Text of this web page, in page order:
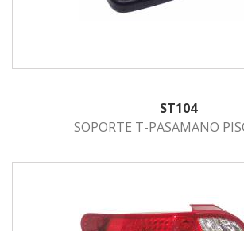
ST104
SOPORTE T-PASAMANO